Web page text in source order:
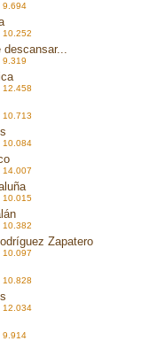
9.694
descansar...
10.084
10.015
Zapatero
9.914